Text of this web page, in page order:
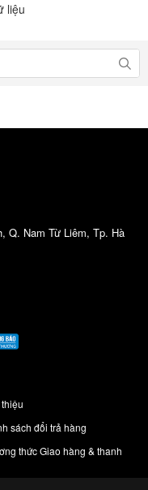
liệu
Q. Nam Từ Liêm, Tp. Hà
sách đổi trả hàng
thức Giao hàng & thanh